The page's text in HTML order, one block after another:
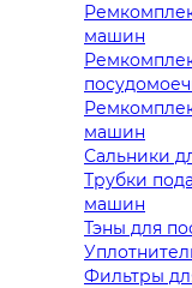
машин
машин
Сальники
Трубки
машин
Тэны для
Фильтры